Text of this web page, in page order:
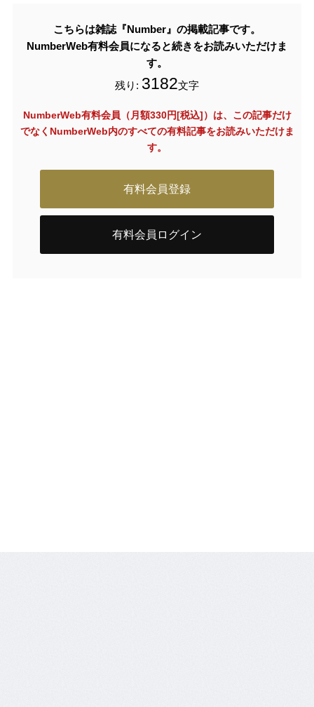
こちらは雑誌『Number』の掲載記事です。
NumberWeb有料会員になると続きをお読みいただけま
す。
残り: 3182文字
NumberWeb有料会員（月額330円[税込]）は、この記事だけ
でなく NumberWeb内のすべての有料記事をお読みいただけま
す。
有料会員登録
有料会員ログイン